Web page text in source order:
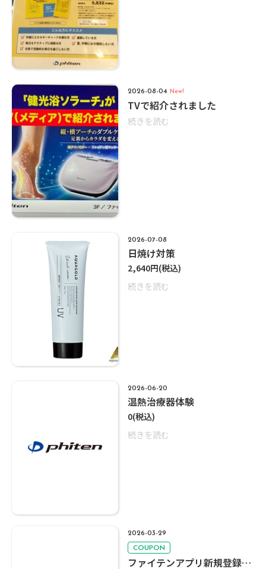
2026-08-04 New!
TVで紹介されました
続きを読む
2026-07-08
日焼け対策
2,640円(税込)
続きを読む
2026-06-20
温熱治療器体験
0(税込)
続きを読む
2026-03-29
ファイテンアプリ新規登録で300Ｐプレゼント